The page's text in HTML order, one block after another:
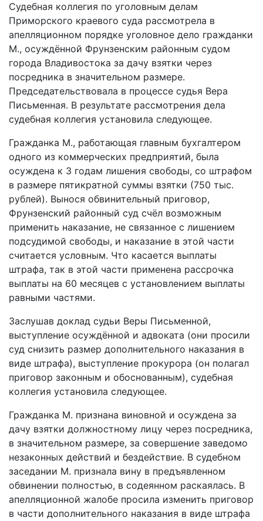
Судебная коллегия по уголовным делам
Приморского краевого суда рассмотрела в
апелляционном порядке уголовное дело гражданки
М., осуждённой Фрунзенским районным судом
города Владивостока за дачу взятки через
посредника в значительном размере.
Председательствовала в процессе судья Вера
Письменная. В результате рассмотрения дела
судебная коллегия установила следующее.
Гражданка М., работающая главным бухгалтером
одного из коммерческих предприятий, была
осуждена к 3 годам лишения свободы, со штрафом
в размере пятикратной суммы взятки (750 тыс.
рублей). Вынося обвинительный приговор,
Фрунзенский районный суд счёл возможным
применить наказание, не связанное с лишением
подсудимой свободы, и наказание в этой части
считается условным. Что касается выплаты
штрафа, так в этой части применена рассрочка
выплаты на 60 месяцев с установлением выплаты
равными частями.
Заслушав доклад судьи Веры Письменной,
выступление осуждённой и адвоката (они просили
суд снизить размер дополнительного наказания в
виде штрафа), выступление прокурора (он полагал
приговор законным и обоснованным), судебная
коллегия установила следующее.
Гражданка М. признана виновной и осуждена за
дачу взятки должностному лицу через посредника,
в значительном размере, за совершение заведомо
незаконных действий и бездействие. В судебном
заседании М. признала вину в предъявленном
обвинении полностью, в содеянном раскаялась. В
апелляционной жалобе просила изменить приговор
в части дополнительного наказания в виде штрафа